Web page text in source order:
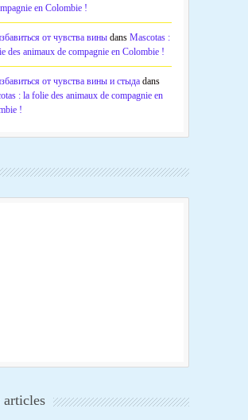
en Colombie !
от чувства вины dans Mascotas :
des animaux de compagnie en Colombie !
от чувства вины и стыда dans
: la folie des animaux de compagnie en
!
articles